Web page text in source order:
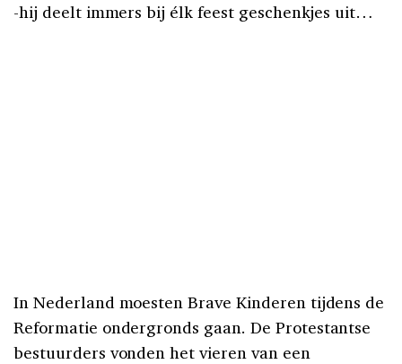
-hij deelt immers bij élk feest geschenkjes uit…
In Nederland moesten Brave Kinderen tijdens de
Reformatie ondergronds gaan. De Protestantse
bestuurders vonden het vieren van een